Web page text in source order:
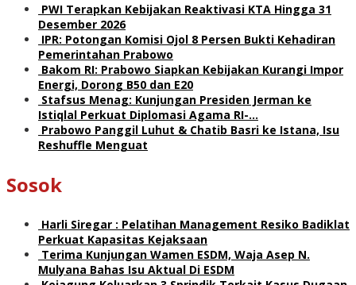
PWI Terapkan Kebijakan Reaktivasi KTA Hingga 31
Desember 2026
IPR: Potongan Komisi Ojol 8 Persen Bukti Kehadiran
Pemerintahan Prabowo
Bakom RI: Prabowo Siapkan Kebijakan Kurangi Impor
Energi, Dorong B50 dan E20
Stafsus Menag: Kunjungan Presiden Jerman ke
Istiqlal Perkuat Diplomasi Agama RI-…
Prabowo Panggil Luhut & Chatib Basri ke Istana, Isu
Reshuffle Menguat
Sosok
Harli Siregar : Pelatihan Management Resiko Badiklat
Perkuat Kapasitas Kejaksaan
Terima Kunjungan Wamen ESDM, Waja Asep N.
Mulyana Bahas Isu Aktual Di ESDM